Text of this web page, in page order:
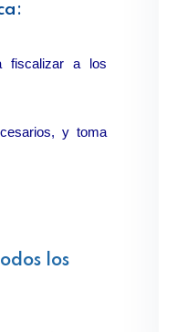
fiscalizar a los
y toma
los